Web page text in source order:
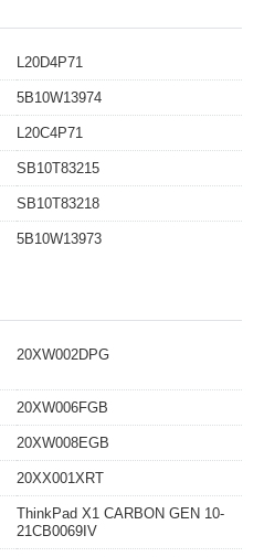
L20D4P71
5B10W13974
L20C4P71
SB10T83215
SB10T83218
5B10W13973
20XW002DPG
20XW006FGB
20XW008EGB
20XX001XRT
ThinkPad X1 CARBON GEN 10-
21CB0069IV